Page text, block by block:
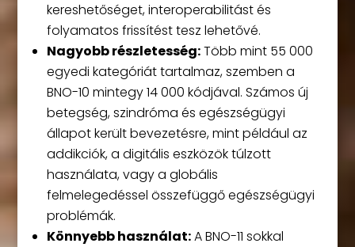
kereshetőséget, interoperabilitást és
folyamatos frissítést tesz lehetővé.
Nagyobb részletesség:Több mint 55 000
egyedi kategóriát tartalmaz, szemben a
BNO-10 mintegy 14 000 kódjával. Számos új
betegség, szindróma és egészségügyi
állapot került bevezetésre, mint például az
addikciók, a digitális eszközök túlzott
használata, vagy a globális
felmelegedéssel összefüggő egészségügyi
problémák.
Könnyebb használat:A BNO-11 sokkal